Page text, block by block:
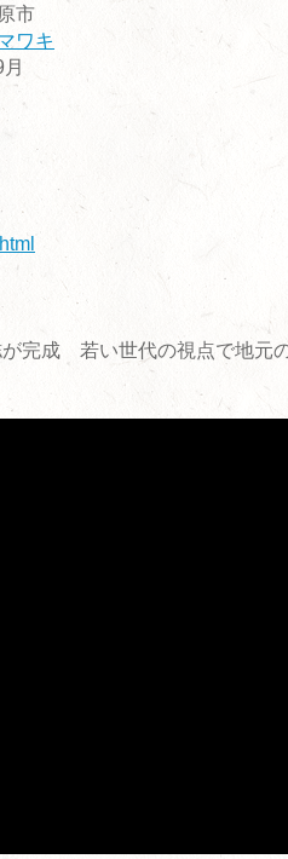
市
ワキ
完成 若い世代の視点で地元